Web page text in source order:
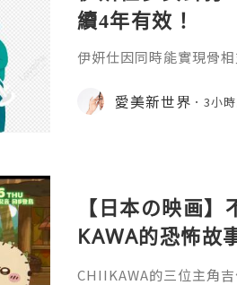
續4年有效！
伊妍仕因同時能實現骨
非永久，伊妍仕少女針
分邏輯和不同劑型的差
愛美新世界 3小
【日本の映画
KAWA的恐怖故
魚島的秘密》
CHIIKAWA的三位主角